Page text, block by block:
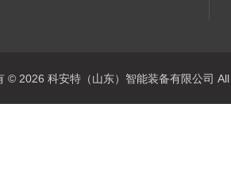
© 2026 科安特（山东）智能装备有限公